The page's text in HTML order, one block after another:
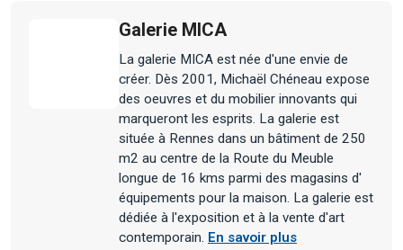
Galerie MICA
La galerie MICA est née d'une envie de
créer. Dès 2001, Michaël Chéneau expose
des oeuvres et du mobilier innovants qui
marqueront les esprits. La galerie est
située à Rennes dans un bâtiment de 250
m2 au centre de la Route du Meuble
longue de 16 kms parmi des magasins d'
équipements pour la maison. La galerie est
dédiée à l'exposition et à la vente d'art
contemporain. En savoir plus